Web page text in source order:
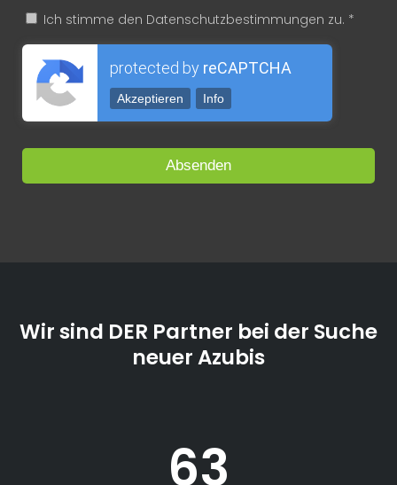
Ich stimme den Datenschutzbestimmungen zu. *
protected by reCAPTCHA
Akzeptieren Info
Wir sind DER Partner bei der Suche
neuer Azubis
63